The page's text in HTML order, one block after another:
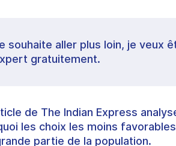
souhaite aller plus loin, je veux
gratuitement.
de The Indian Express
les choix les moins
partie de la population.